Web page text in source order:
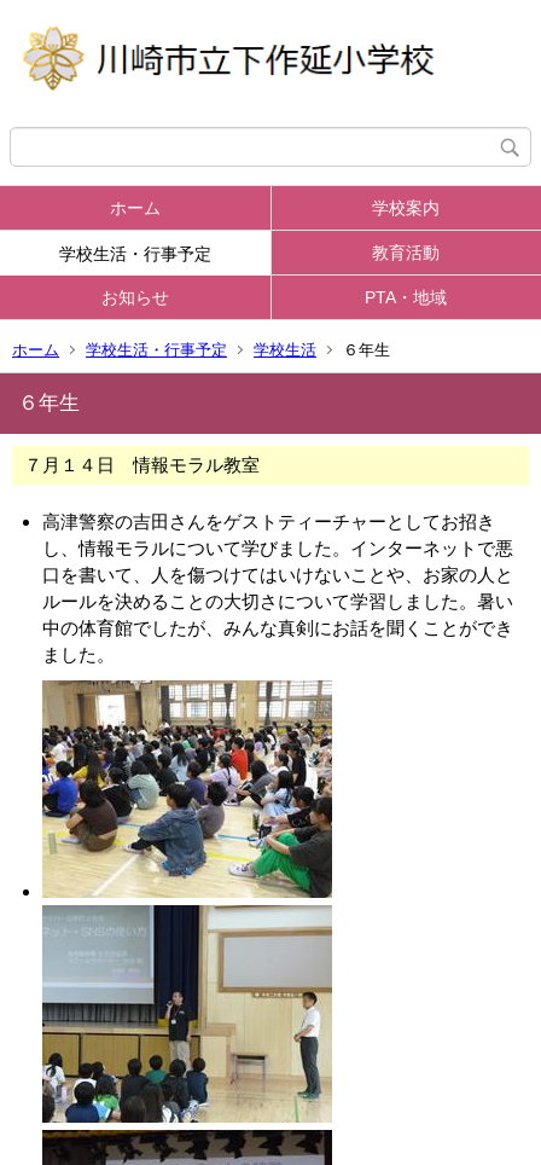
ホーム 学校案内
学校生活・行事予定 教育活動
お知らせ PTA・地域
ホーム 学校生活・行事予定 学校生活 ６年生
６年生
７月１４日 情報モラル教室
高津警察の吉田さんをゲストティーチャーとしてお招き
し、情報モラルについて学びました。インターネットで悪
口を書いて、人を傷つけてはいけないことや、お家の人と
ルールを決めることの大切さについて学習しました。暑い
中の体育館でしたが、みんな真剣にお話を聞くことができ
ました。